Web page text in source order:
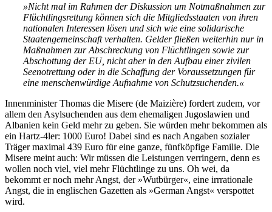
»Nicht mal im Rahmen der Diskussion um Notmaßnahmen zur
Flüchtlingsrettung können sich die Mitgliedsstaaten von ihren
nationalen Interessen lösen und sich wie eine solidarische
Staatengemeinschaft verhalten. Gelder fließen weiterhin nur in
Maßnahmen zur Abschreckung von Flüchtlingen sowie zur
Abschottung der EU, nicht aber in den Aufbau einer zivilen
Seenotrettung oder in die Schaffung der Voraussetzungen für
eine menschenwürdige Aufnahme von Schutzsuchenden.«
Innenminister Thomas die Misere (de Maizière) fordert zudem, vor
allem den Asylsuchenden aus dem ehemaligen Jugoslawien und
Albanien kein Geld mehr zu geben. Sie würden mehr bekommen als
ein Hartz-4ler: 1000 Euro! Dabei sind es nach Angaben sozialer
Träger maximal 439 Euro für eine ganze, fünfköpfige Familie. Die
Misere meint auch: Wir müssen die Leistungen verringern, denn es
wollen noch viel, viel mehr Flüchtlinge zu uns. Oh wei, da
bekommt er noch mehr Angst, der »Wutbürger«, eine irrrationale
Angst, die in englischen Gazetten als »German Angst« verspottet
wird.